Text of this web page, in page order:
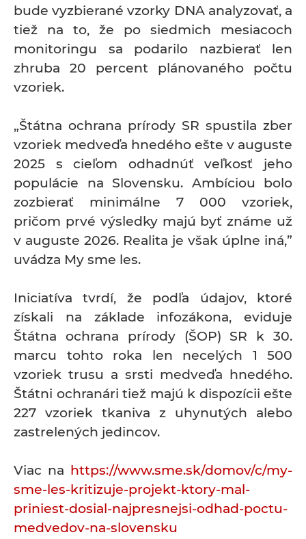
bude vyzbierané vzorky DNA analyzovať, a
tiež na to, že po siedmich mesiacoch
monitoringu sa podarilo nazbierať len
zhruba 20 percent plánovaného počtu
vzoriek.
„Štátna ochrana prírody SR spustila zber
vzoriek medveďa hnedého ešte v auguste
2025 s cieľom odhadnúť veľkosť jeho
populácie na Slovensku. Ambíciou bolo
zozbierať minimálne 7 000 vzoriek,
pričom prvé výsledky majú byť známe už
v auguste 2026. Realita je však úplne iná,”
uvádza My sme les.
Iniciatíva tvrdí, že podľa údajov, ktoré
získali na základe infozákona, eviduje
Štátna ochrana prírody (ŠOP) SR k 30.
marcu tohto roka len necelých 1 500
vzoriek trusu a srsti medveďa hnedého.
Štátni ochranári tiež majú k dispozícii ešte
227 vzoriek tkaniva z uhynutých alebo
zastrelených jedincov.
Viac na https://www.sme.sk/domov/c/my-
sme-les-kritizuje-projekt-ktory-mal-
priniest-dosial-najpresnejsi-odhad-poctu-
medvedov-na-slovensku